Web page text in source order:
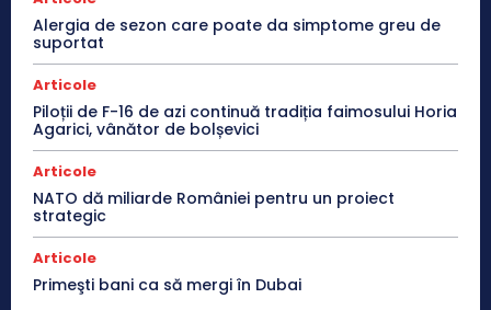
Alergia de sezon care poate da simptome greu de
suportat
Articole
Piloții de F-16 de azi continuă tradiția faimosului Horia
Agarici, vânător de bolșevici
Articole
NATO dă miliarde României pentru un proiect
strategic
Articole
Primeşti bani ca să mergi în Dubai